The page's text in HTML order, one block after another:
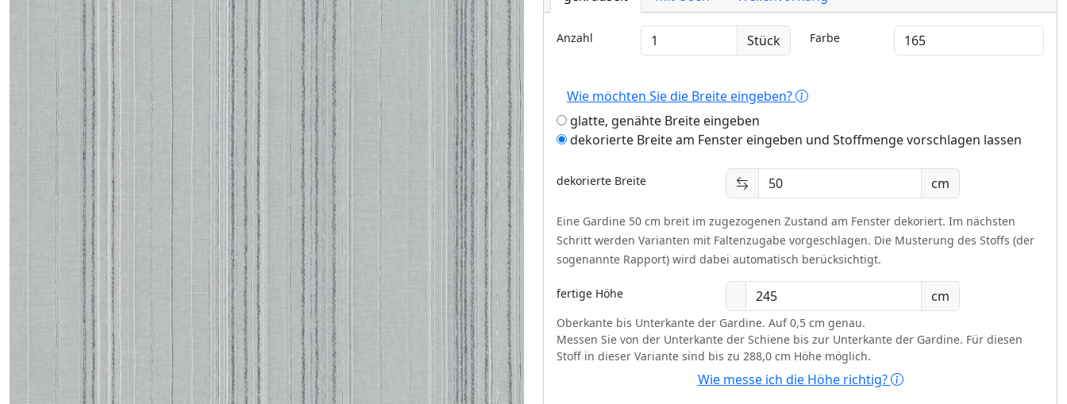
Anzahl Stück Farbe
Wie möchten Sie die Breite eingeben?
glatte, genähte Breite eingeben
dekorierte Breite am Fenster eingeben und Stoffmenge vorschlagen lassen
dekorierte Breite cm
Eine Gardine 50 cm breit im zugezogenen Zustand am Fenster dekoriert. Im nächsten
Schritt werden Varianten mit Faltenzugabe vorgeschlagen. Die Musterung des Stoffs (der
sogenannte Rapport) wird dabei automatisch berücksichtigt.
fertige Höhe cm
Oberkante bis Unterkante der Gardine. Auf 0,5 cm genau.
Messen Sie von der Unterkante der Schiene bis zur Unterkante der Gardine. Für diesen
Stoff in dieser Variante sind bis zu 288,0 cm Höhe möglich.
Wie messe ich die Höhe richtig?